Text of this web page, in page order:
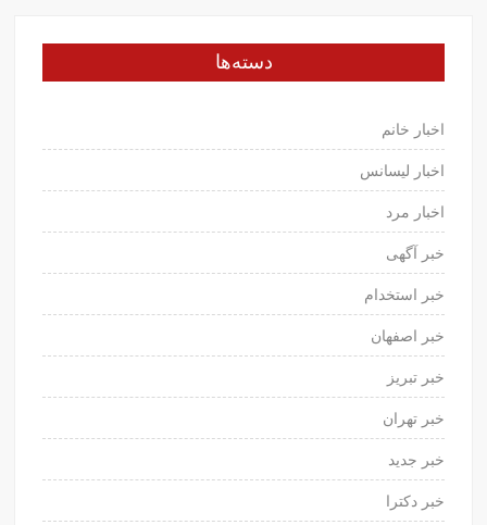
دسته‌ها
اخبار خانم
اخبار لیسانس
اخبار مرد
خبر آگهی
خبر استخدام
خبر اصفهان
خبر تبریز
خبر تهران
خبر جدید
خبر دکترا